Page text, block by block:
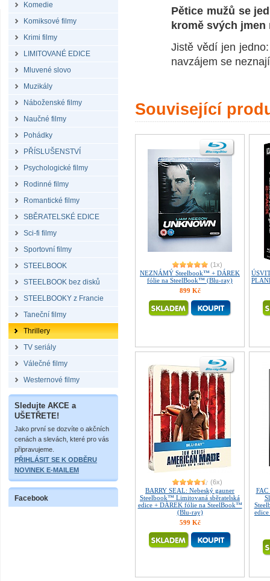
Komedie
Komiksové filmy
Krimi filmy
LIMITOVANÉ EDICE
Mluvené slovo
Muzikály
Náboženské filmy
Naučné filmy
Pohádky
PŘÍSLUŠENSTVÍ
Psychologické filmy
Rodinné filmy
Romantické filmy
SBĚRATELSKÉ EDICE
Sci-fi filmy
Sportovní filmy
STEELBOOK
STEELBOOK bez disků
STEELBOOKY z Francie
Taneční filmy
Thrillery
TV seriály
Válečné filmy
Westernové filmy
Sledujte AKCE a
UŠETŘETE!
Jako první se dozvíte o akčních
cenách a slevách, které pro vás
připravujeme.
PŘIHLÁSIT SE K ODBĚRU
NOVINEK E-MAILEM
Facebook
Pětice mužů se
kromě svých
Jistě vědí jen
navzájem se
Související
(1x)
NEZNÁMÝ Steelbook™ + DÁREK
fólie na SteelBook™ (Blu-ray)
899 Kč
(6x)
BARRY SEAL: Nebeský gauner
Steelbook™ Limitovaná sběratelská
edice + DÁREK fólie na SteelBook™
(Blu-ray)
599 Kč